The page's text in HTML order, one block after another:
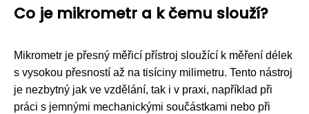
Co je mikrometr a k čemu slouží?
Mikrometr je přesný měřicí přístroj sloužící k měření délek
s vysokou přesností až na tisíciny milimetru. Tento nástroj
je nezbytný jak ve vzdělání, tak i v praxi, například při
práci s jemnými mechanickými součástkami nebo při